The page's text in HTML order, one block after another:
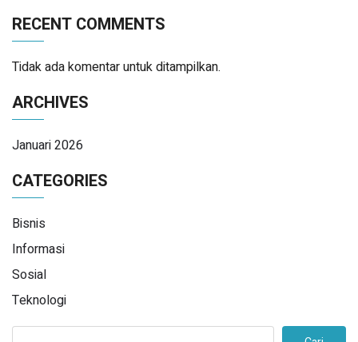
RECENT COMMENTS
Tidak ada komentar untuk ditampilkan.
ARCHIVES
Januari 2026
CATEGORIES
Bisnis
Informasi
Sosial
Teknologi